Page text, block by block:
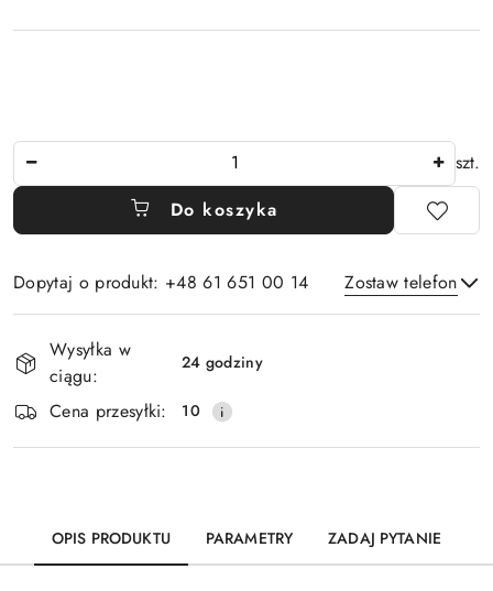
szt.
Do koszyka
Dopytaj o produkt: +48 61 651 00 14 Zostaw telefon
Dostępność
i
dostawa
Wysyłka w
ciągu:
24 godziny
Cena przesyłki: 10
OPIS PRODUKTU PARAMETRY ZADAJ PYTANIE